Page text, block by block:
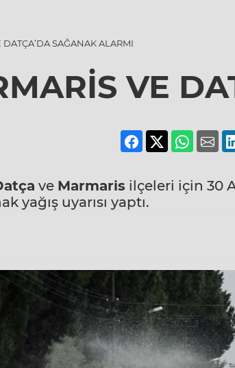
SAĞANAK ALARMI
VE
ve Marmaris ilçeleri için 30
uyarısı yaptı.